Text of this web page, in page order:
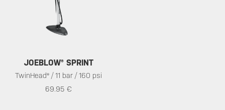
JOEBLOW® SPRINT
TwinHead® / 11 bar / 160 psi
69.95 €